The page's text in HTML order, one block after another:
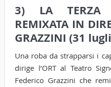
3) LA TERZA
REMIXATA IN
GRAZZINI (31
Una roba da strapparsi i
dirige l’ORT al Teatro
Federico Grazzini che